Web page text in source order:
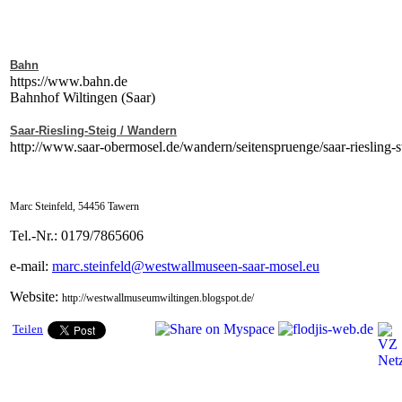
Bahn
https://www.bahn.de
Bahnhof Wiltingen (Saar)
Saar-Riesling-Steig / Wandern
http://www.saar-obermosel.de/wandern/seitenspruenge/saar-riesling-
Marc Steinfeld, 54456 Tawern
Tel.-Nr.: 0179/7865606
e-mail: marc.steinfeld@westwallmuseen-saar-mosel.eu
Website: http://westwallmuseumwiltingen.blogspot.de/
Teilen